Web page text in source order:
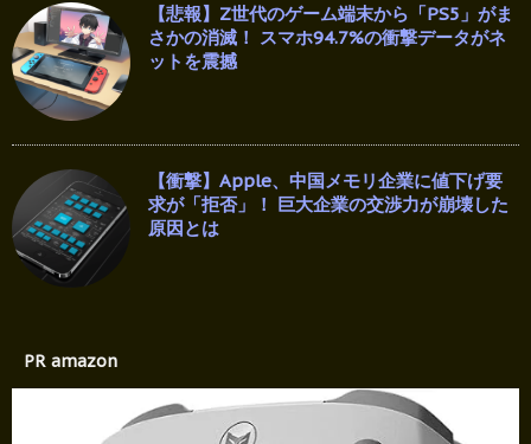
【悲報】Z世代のゲーム端末から「PS5」がま
さかの消滅！ スマホ94.7%の衝撃データがネ
ットを震撼
【衝撃】Apple、中国メモリ企業に値下げ要
求が「拒否」！ 巨大企業の交渉力が崩壊した
原因とは
PR amazon